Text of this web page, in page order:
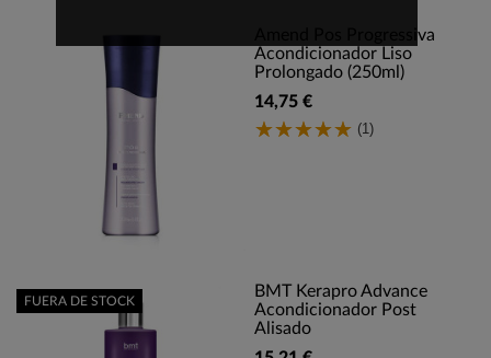
Amend Pos Progressiva
Acondicionador Liso
Prolongado (250ml)
14,75 €
(1)
BMT Kerapro Advance
Acondicionador Post
Alisado
FUERA DE STOCK